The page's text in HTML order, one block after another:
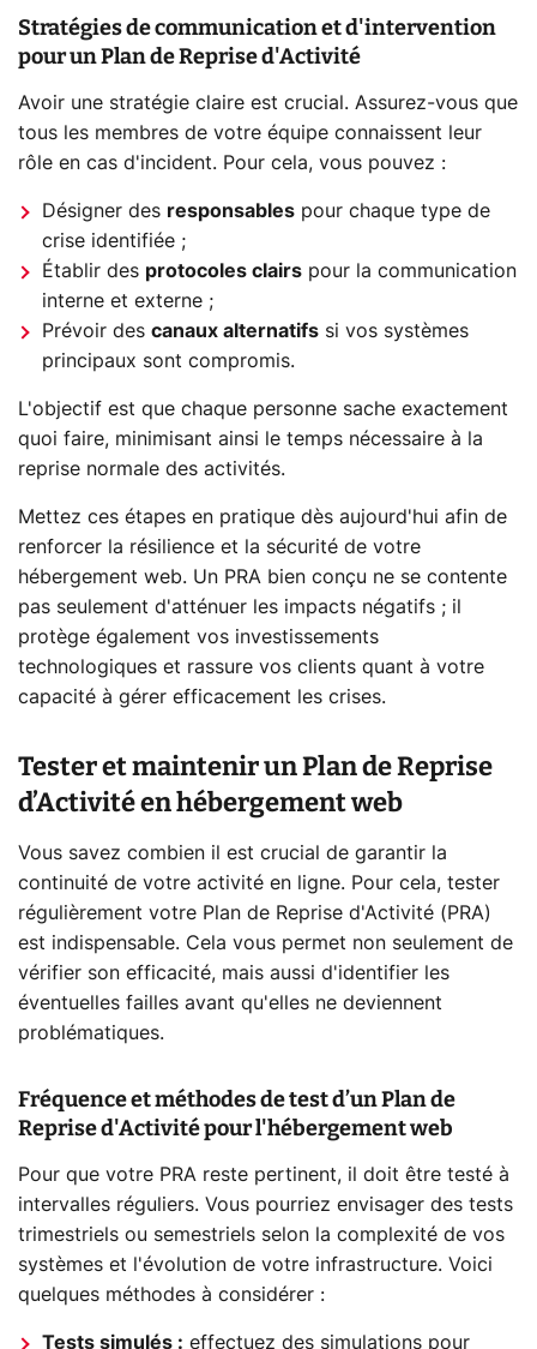
Stratégies de communication et d'intervention
pour un Plan de Reprise d'Activité
Avoir une stratégie claire est crucial. Assurez-vous que
tous les membres de votre équipe connaissent leur
rôle en cas d'incident. Pour cela, vous pouvez :
Désigner des responsables pour chaque type de
crise identifiée ;
Établir des protocoles clairs pour la communication
interne et externe ;
Prévoir des canaux alternatifs si vos systèmes
principaux sont compromis.
L'objectif est que chaque personne sache exactement
quoi faire, minimisant ainsi le temps nécessaire à la
reprise normale des activités.
Mettez ces étapes en pratique dès aujourd'hui afin de
renforcer la résilience et la sécurité de votre
hébergement web. Un PRA bien conçu ne se contente
pas seulement d'atténuer les impacts négatifs ; il
protège également vos investissements
technologiques et rassure vos clients quant à votre
capacité à gérer efficacement les crises.
Tester et maintenir un Plan de Reprise
d’Activité en hébergement web
Vous savez combien il est crucial de garantir la
continuité de votre activité en ligne. Pour cela, tester
régulièrement votre Plan de Reprise d'Activité (PRA)
est indispensable. Cela vous permet non seulement de
vérifier son efficacité, mais aussi d'identifier les
éventuelles failles avant qu'elles ne deviennent
problématiques.
Fréquence et méthodes de test d’un Plan de
Reprise d'Activité pour l'hébergement web
Pour que votre PRA reste pertinent, il doit être testé à
intervalles réguliers. Vous pourriez envisager des tests
trimestriels ou semestriels selon la complexité de vos
systèmes et l'évolution de votre infrastructure. Voici
quelques méthodes à considérer :
Tests simulés : effectuez des simulations pour